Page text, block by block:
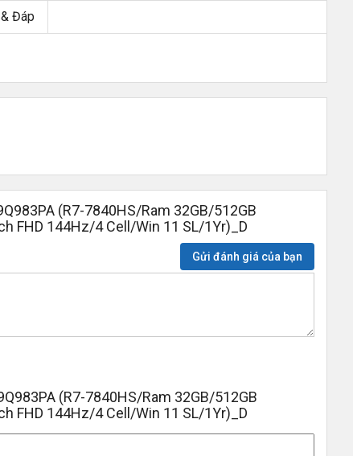
Đáp
(R7-7840HS/Ram 32GB/512GB
FHD 144Hz/4 Cell/Win 11 SL/1Yr)_D
Gửi đánh giá của bạn
(R7-7840HS/Ram 32GB/512GB
FHD 144Hz/4 Cell/Win 11 SL/1Yr)_D